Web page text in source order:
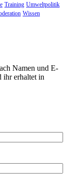
Training Umweltpolitik
Wissen
Namen und E-
ihr erhaltet in